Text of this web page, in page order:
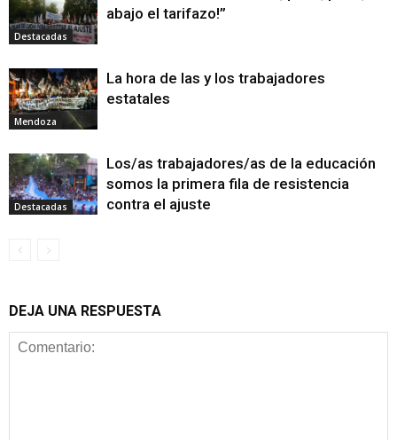
Destacadas
abajo el tarifazo!”
Mendoza
La hora de las y los trabajadores
estatales
Destacadas
Los/as trabajadores/as de la educación
somos la primera fila de resistencia
contra el ajuste
DEJA UNA RESPUESTA